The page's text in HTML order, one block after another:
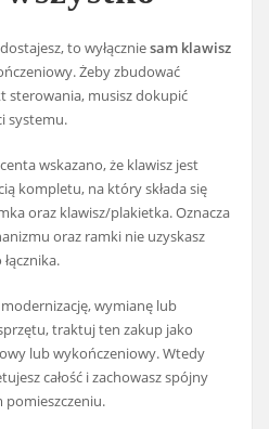
to wyłączniesam klawisz
Żeby zbudować
sterowania, musisz dokupić
systemu.
wskazano, że klawisz jest
kompletu, na który składa się
oraz klawisz/plakietka. Oznacza
oraz ramki nie uzyskasz
modernizację, wymianę lub
traktuj ten zakup jako
lub wykończeniowy. Wtedy
całość i zachowasz spójny
pomieszczeniu.